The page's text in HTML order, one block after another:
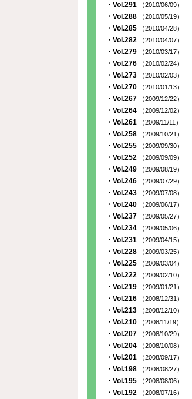
・Vol.291 （2010/06/09）
・Vol.288 （2010/05/19）
・Vol.285 （2010/04/28）
・Vol.282 （2010/04/07）
・Vol.279 （2010/03/17）
・Vol.276 （2010/02/24）
・Vol.273 （2010/02/03）
・Vol.270 （2010/01/13）
・Vol.267 （2009/12/22）
・Vol.264 （2009/12/02）
・Vol.261 （2009/11/11）
・Vol.258 （2009/10/21）
・Vol.255 （2009/09/30）
・Vol.252 （2009/09/09）
・Vol.249 （2009/08/19）
・Vol.246 （2009/07/29）
・Vol.243 （2009/07/08）
・Vol.240 （2009/06/17）
・Vol.237 （2009/05/27）
・Vol.234 （2009/05/06）
・Vol.231 （2009/04/15）
・Vol.228 （2009/03/25）
・Vol.225 （2009/03/04）
・Vol.222 （2009/02/10）
・Vol.219 （2009/01/21）
・Vol.216 （2008/12/31）
・Vol.213 （2008/12/10）
・Vol.210 （2008/11/19）
・Vol.207 （2008/10/29）
・Vol.204 （2008/10/08）
・Vol.201 （2008/09/17）
・Vol.198 （2008/08/27）
・Vol.195 （2008/08/06）
・Vol.192 （2008/07/16）